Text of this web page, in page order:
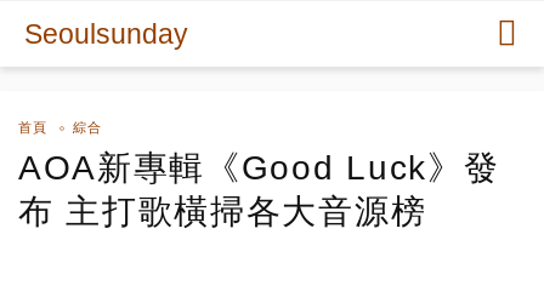
Seoulsunday
首頁 綜合
AOA新專輯《Good Luck》發
布 主打歌橫掃各大音源榜